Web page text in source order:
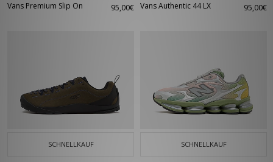
Vans Premium Slip On 95,00€ Vans Authentic 44 LX 95,00€
SCHNELLKAUF SCHNELLKAUF